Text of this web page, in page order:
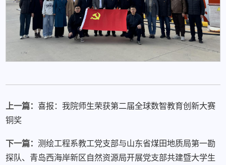
上一篇：喜报：我院师生荣获第二届全球数智教育创新大赛
铜奖
下一篇：测绘工程系教工党支部与山东省煤田地质局第一勘
探队、青岛西海岸新区自然资源局开展党支部共建暨大学生